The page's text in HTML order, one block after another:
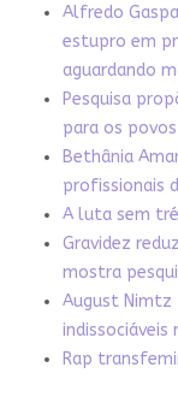
Alfredo
estupro em
aguardando
Pesquisa
para os
Bethânia
profissionais
A luta sem
Gravidez
mostra
August Nimtz
Rap